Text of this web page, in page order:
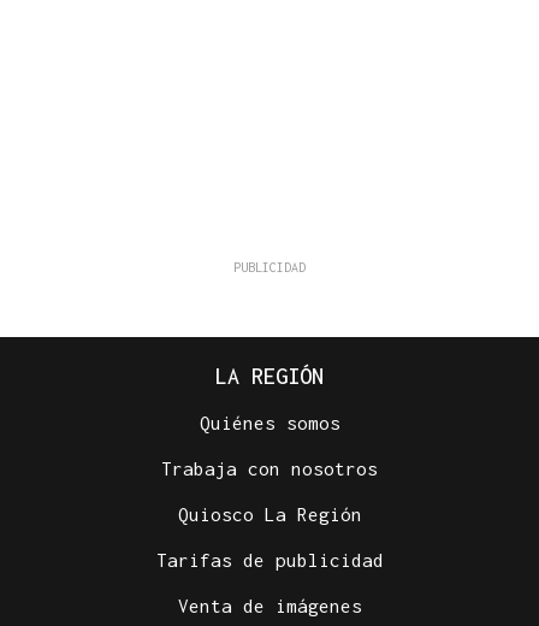
LA REGIÓN
Quiénes somos
Trabaja con nosotros
Quiosco La Región
Tarifas de publicidad
Venta de imágenes